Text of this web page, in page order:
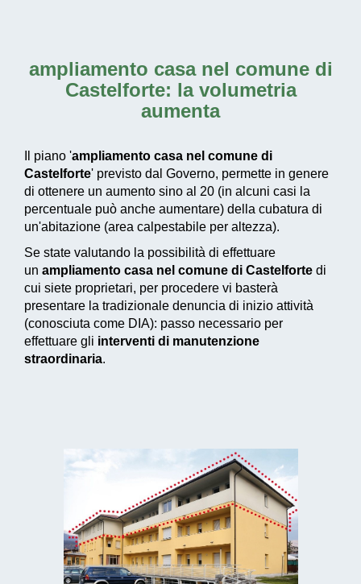
ampliamento casa nel comune di
Castelforte: la volumetria
aumenta
Il piano 'ampliamento casa nel comune di
Castelforte' previsto dal Governo, permette in genere
di ottenere un aumento sino al 20 (in alcuni casi la
percentuale può anche aumentare) della cubatura di
un'abitazione (area calpestabile per altezza).
Se state valutando la possibilità di effettuare
un ampliamento casa nel comune di Castelforte di
cui siete proprietari, per procedere vi basterà
presentare la tradizionale denuncia di inizio attività
(conosciuta come DIA): passo necessario per
effettuare gli interventi di manutenzione
straordinaria.